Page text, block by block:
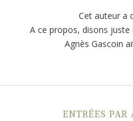
Cet auteur a
A ce propos, disons
Agnès Gascoin
ENTRÉES PAR